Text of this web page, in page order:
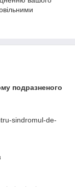
подразненого
sindromul-de-